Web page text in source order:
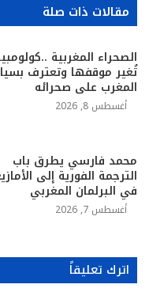
مقالات ذات صلة
الصحراء المغربية
تُغير موقفها وتعترف
المغرب على صحرائه
أغسطس 8, 2026
محمد فارسي يطرق باب
الترجمة الفورية إلى
في البرلمان المغربي
أغسطس 7, 2026
اترك تعليقاً